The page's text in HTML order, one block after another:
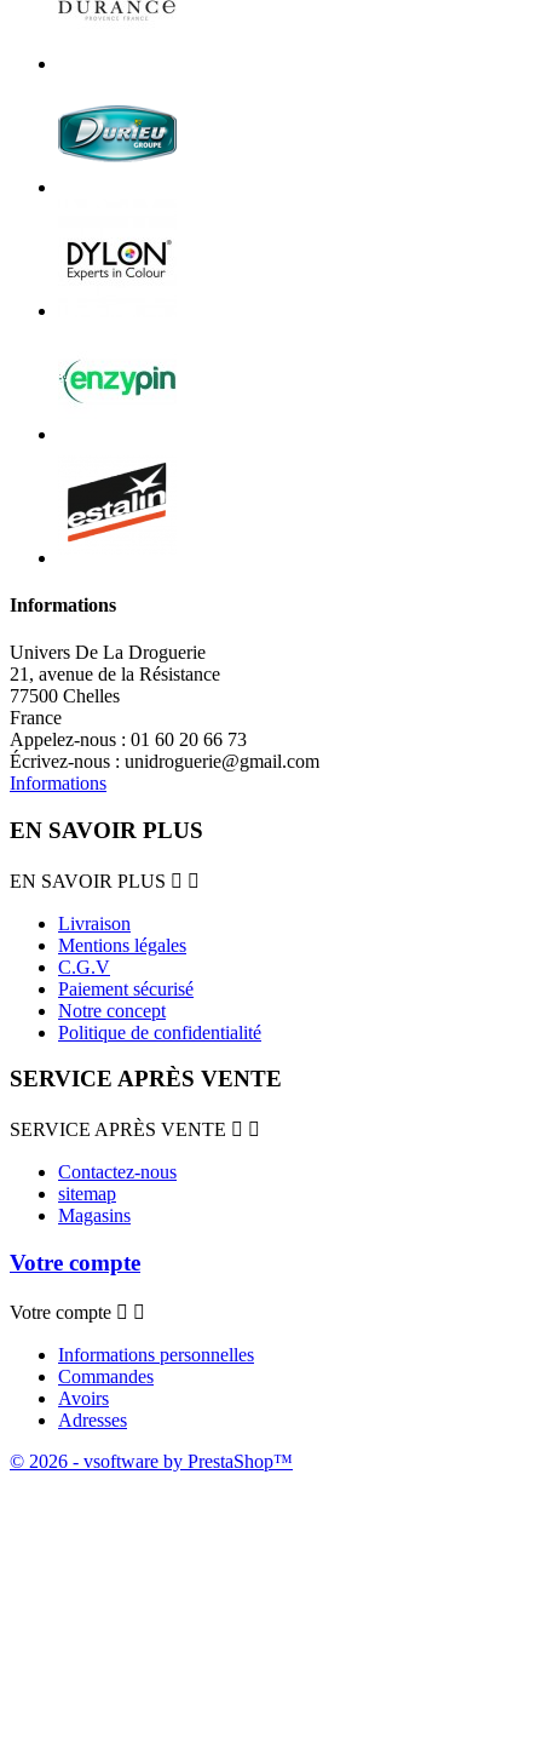
Informations
Univers De La Droguerie
21, avenue de la Résistance
77500 Chelles
France
Appelez-nous : 01 60 20 66 73
Écrivez-nous : unidroguerie@gmail.com
Informations
EN SAVOIR PLUS
EN SAVOIR PLUS  
Livraison
Mentions légales
C.G.V
Paiement sécurisé
Notre concept
Politique de confidentialité
SERVICE APRÈS VENTE
SERVICE APRÈS VENTE  
Contactez-nous
sitemap
Magasins
Votre compte
Votre compte  
Informations personnelles
Commandes
Avoirs
Adresses
© 2026 - vsoftware by PrestaShop™